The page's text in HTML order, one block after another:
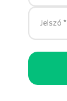
Jelszó *